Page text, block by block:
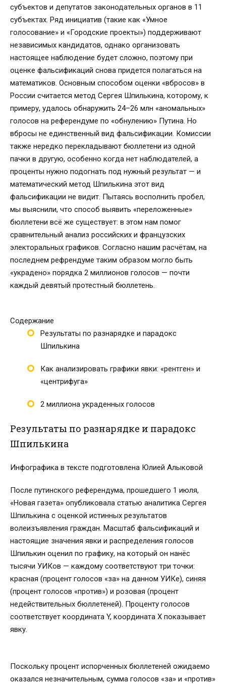
субъектов и депутатов законодательных органов в 11
субъектах. Ряд инициатив (такие как «Умное
голосование» и «Городские проекты») поддерживают
независимых кандидатов, однако организовать
настоящее наблюдение будет сложно, поэтому при
оценке фальсификаций снова придется полагаться на
математиков. Основным способом оценки «вбросов» в
России считается метод Сергея Шпилькина, которому, к
примеру, удалось обнаружить 24–26 млн «аномальных»
голосов на референдуме по «обнулению» Путина. Но
вбросы не единственный вид фальсификации. Комиссии
также нередко перекладывают бюллетени из одной
пачки в другую, особенно когда нет наблюдателей, а
проценты нужно подогнать под нужный результат — и
математический метод Шпилькина этот вид
фальсификации не видит. Пытаясь восполнить пробел,
мы выяснили, что способ выявить «переложенные»
бюллетени всё же существует: в этом нам помог
сравнительный анализ российских и французских
электоральных графиков. Согласно нашим расчётам, на
последнем рефрендуме таким образом могло быть
«украдено» порядка 2 миллионов голосов — почти
каждый девятый протестный бюллетень.
Содержание
Результаты по разнарядке и парадокс
Шпилькина
Как анализировать графики явки: «рентген» и
«центрифуга»
2 миллиона украденных голосов
Результаты по разнарядке и парадокс
Шпилькина
Инфографика в тексте подготовлена Юлией Алыковой
После путинского референдума, прошедшего 1 июля,
«Новая газета» опубликовала статью аналитика Сергея
Шпилькина с оценкой истинных результатов
волеизъявления граждан. Масштаб фальсификаций и
настоящие значения явки и распределения голосов
Шпилькин оценил по графику, на который он нанёс
тысячи УИКов — каждому соответствуют три точки:
красная (процент голосов «за» на данном УИКе), синяя
(процент голосов «против») и розовая (процент
недействительных бюллетеней). Проценту голосов
соответствует координата Y, координата Х показывает
явку.
Поскольку процент испорченных бюллетеней ожидаемо
оказался незначительным, сумма голосов «за» и «против»